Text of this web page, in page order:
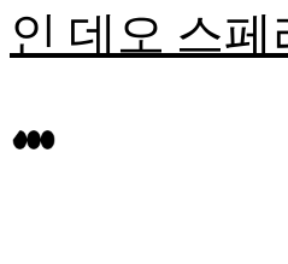
인 데오 스